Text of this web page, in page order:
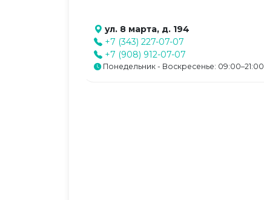
ул. 8 марта, д. 194
+7 (343) 227-07-07
+7 (908) 912-07-07
Понедельник - Воскресенье: 09:00–21:00